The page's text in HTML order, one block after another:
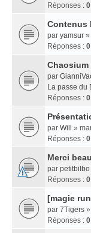
Réponses : 0
Contenus
par yamsur »
Réponses : 0
Chaosium
par
La passe du
Réponses : 0
par Will »
Réponses : 0
Merci
par petitbilbo
Réponses : 0
[magie
par 7Tigers
Réponses : 0